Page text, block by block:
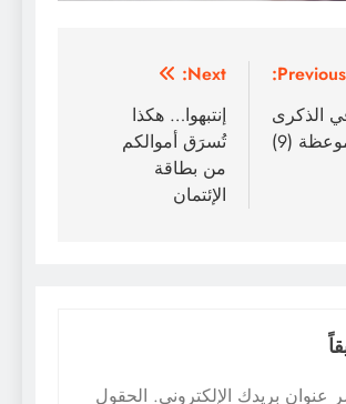
Previous:
الذكرى
(9)
Next:
إنتبهوا… هكذا
تُسرَق أموالكم
من بطاقة
الإئتمان
عنوان بريدك الإلكتروني. الحقول